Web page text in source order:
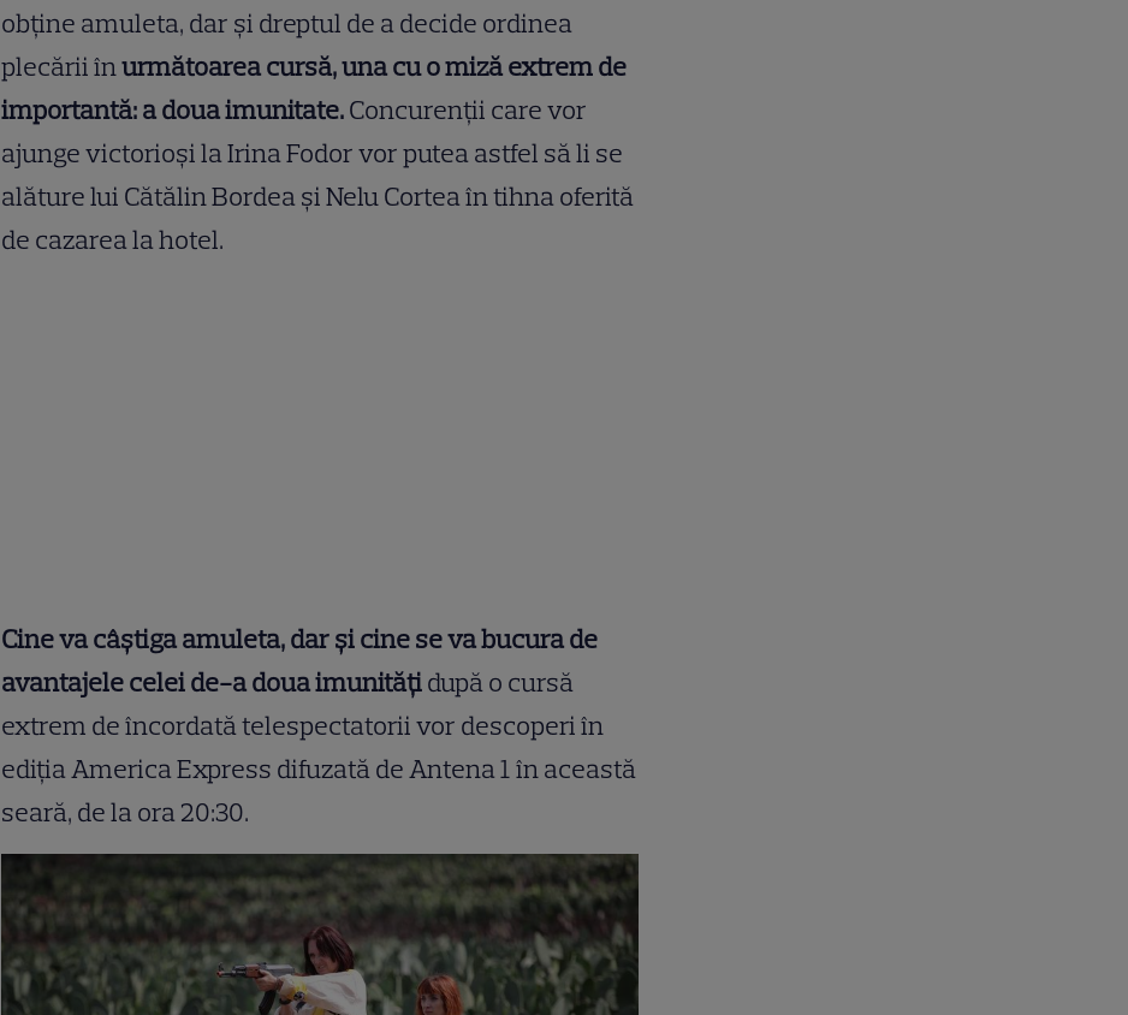
obține amuleta, dar și dreptul de a decide ordinea
plecării înurmătoarea cursă, una cu o miză extrem de
importantă: a doua imunitate.Concurenții care vor
ajunge victorioși la Irina Fodor vor putea astfel să li se
alăture lui Cătălin Bordea și Nelu Cortea în tihna oferită
de cazarea la hotel.
Cine va câștiga amuleta, dar și cine se va bucura de
avantajele celei de-a doua imunitățidupă o cursă
extrem de încordată telespectatorii vor descoperi în
ediția America Express difuzată de Antena 1 în această
seară, de la ora 20:30.